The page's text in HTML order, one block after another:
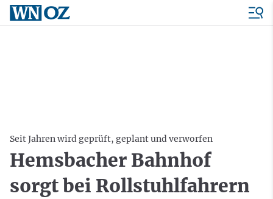
Seit Jahren wird geprüft, geplant und verworfen
Hemsbacher Bahnhof
sorgt bei Rollstuhlfahrern